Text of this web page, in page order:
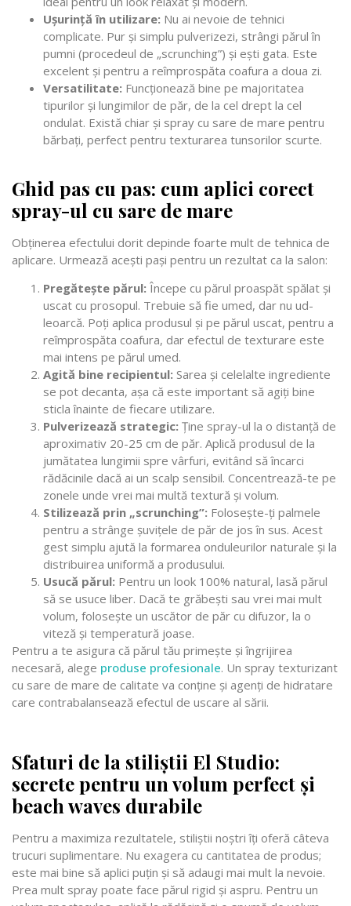
Ușurință în utilizare: Nu ai nevoie de tehnici
complicate. Pur și simplu pulverizezi, strângi părul în
pumni (procedeul de „scrunching”) și ești gata. Este
excelent și pentru a reîmprospăta coafura a doua zi.
Versatilitate: Funcționează bine pe majoritatea
tipurilor și lungimilor de păr, de la cel drept la cel
ondulat. Există chiar și spray cu sare de mare pentru
bărbați, perfect pentru texturarea tunsorilor scurte.
Ghid pas cu pas: cum aplici corect
spray-ul cu sare de mare
Obținerea efectului dorit depinde foarte mult de tehnica de
aplicare. Urmează acești pași pentru un rezultat ca la salon:
Pregătește părul: Începe cu părul proaspăt spălat și
uscat cu prosopul. Trebuie să fie umed, dar nu ud-
leoarcă. Poți aplica produsul și pe părul uscat, pentru a
reîmprospăta coafura, dar efectul de texturare este
mai intens pe părul umed.
Agită bine recipientul: Sarea și celelalte ingrediente
se pot decanta, așa că este important să agiți bine
sticla înainte de fiecare utilizare.
Pulverizează strategic: Ține spray-ul la o distanță de
aproximativ 20-25 cm de păr. Aplică produsul de la
jumătatea lungimii spre vârfuri, evitând să încarci
rădăcinile dacă ai un scalp sensibil. Concentrează-te pe
zonele unde vrei mai multă textură și volum.
Stilizează prin „scrunching”: Folosește-ți palmele
pentru a strânge șuvițele de păr de jos în sus. Acest
gest simplu ajută la formarea onduleurilor naturale și la
distribuirea uniformă a produsului.
Usucă părul: Pentru un look 100% natural, lasă părul
să se usuce liber. Dacă te grăbești sau vrei mai mult
volum, folosește un uscător de păr cu difuzor, la o
viteză și temperatură joase.
Pentru a te asigura că părul tău primește și îngrijirea
necesară, alege produse profesionale. Un spray texturizant
cu sare de mare de calitate va conține și agenți de hidratare
care contrabalansează efectul de uscare al sării.
Sfaturi de la stiliștii El Studio:
secrete pentru un volum perfect și
beach waves durabile
Pentru a maximiza rezultatele, stiliștii noștri îți oferă câteva
trucuri suplimentare. Nu exagera cu cantitatea de produs;
este mai bine să aplici puțin și să adaugi mai mult la nevoie.
Prea mult spray poate face părul rigid și aspru. Pentru un